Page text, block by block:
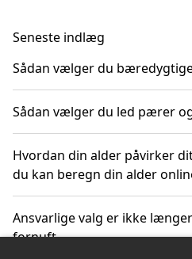
Seneste indlæg
Sådan vælger du
Sådan vælger du led pærer
Hvordan din alder påvirker
du kan beregn din alder
Ansvarlige valg er ikke
fornuft